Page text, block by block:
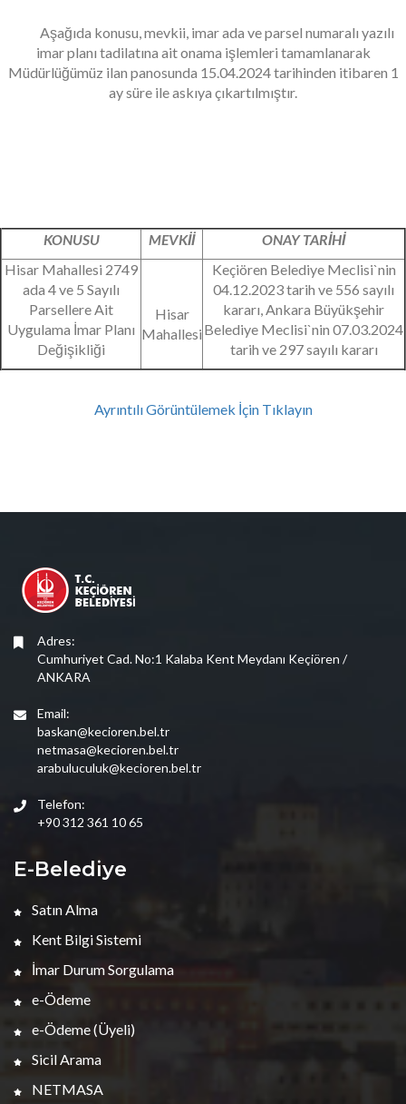
Aşağıda konusu, mevkii, imar ada ve parsel numaralı yazılı
imar planı tadilatına ait onama işlemleri tamamlanarak
Müdürlüğümüz ilan panosunda 15.04.2024 tarihinden itibaren 1
ay süre ile askıya çıkartılmıştır.
KONUSU MEVKİİ
ONAY TARİHİ
Hisar Mahallesi 2749
ada 4 ve 5 Sayılı
Parsellere Ait
Uygulama İmar Planı
Değişikliği
Hisar
Mahallesi
Keçiören Belediye Meclisi`nin
04.12.2023 tarih ve 556 sayılı
kararı, Ankara Büyükşehir
Belediye Meclisi`nin 07.03.2024
tarih ve 297 sayılı kararı
Ayrıntılı Görüntülemek İçin Tıklayın
Adres:
Cumhuriyet Cad. No:1 Kalaba Kent Meydanı Keçiören /
ANKARA
Email:
baskan@kecioren.bel.tr
netmasa@kecioren.bel.tr
arabuluculuk@kecioren.bel.tr
Telefon:
+90 312 361 10 65
E-Belediye
Satın Alma
Kent Bilgi Sistemi
İmar Durum Sorgulama
e-Ödeme
e-Ödeme (Üyeli)
Sicil Arama
NETMASA